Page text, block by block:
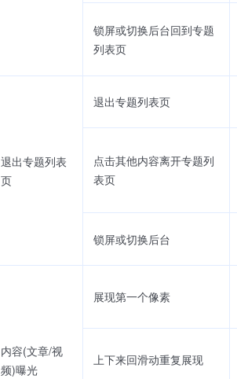
锁屏或切换后台回到专题
列表页
退出专题列表
页
退出专题列表页
点击其他内容离开专题列
表页
锁屏或切换后台
内容(文章/视
频)曝光
展现第一个像素
上下来回滑动重复展现